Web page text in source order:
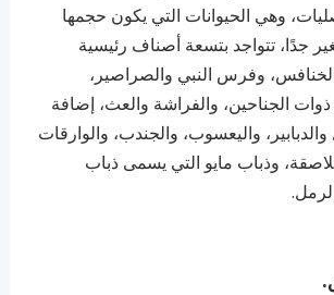
وهي الحيوانات التي يكون حجمها
جدًا، تتواجد بتسعة أصناف رئيسية
وفرس النبي والصراصير،
الجناحين، والفراشة والعث، إضافة
واليعسوب، والجندب، والوارقات
وذباب مايو التي يسمى ذباب